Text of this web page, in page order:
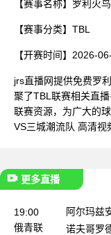
【赛事名称】 罗利火
【赛事分类】 TBL
【开赛时间】 2026-
jrs直播网提供免费罗
聚了TBL联赛相关直
联赛资源，为广大的
VS三城潮流队 高清视
更多直播
19:00
俄青联
阿尔玛兹
队
诺夫哥罗